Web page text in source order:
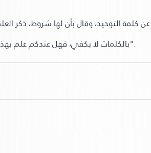
كلمة التوحيد، وقال بأن لها شروط، ذكر
بالكلمات لا يكفي، فهل عندكم علم بهذه الشروط؟ كنت أرغب في معرفة هذه الشروط ؟".